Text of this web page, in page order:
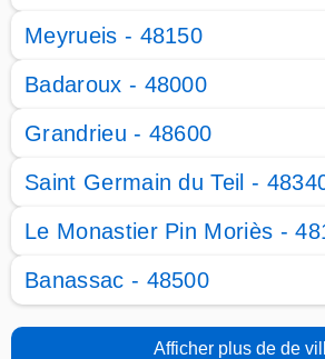
Meyrueis - 48150
Badaroux - 48000
Grandrieu - 48600
Saint Germain du Teil -
Le Monastier Pin Moriès -
Banassac - 48500
Afficher plus de de